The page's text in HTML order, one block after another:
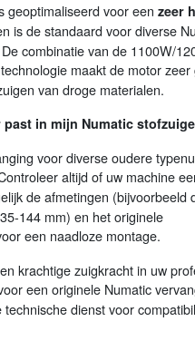
geoptimaliseerd voor een zeer
is de standaard voor diverse
combinatie van de 1100W/
maakt de motor zeer
van droge materialen.
past in mijn Numatic
voor diverse oudere
altijd of uw machine
de afmetingen (bijvoorbeeld
144 mm) en het originele
een naadloze montage.
krachtige zuigkracht in uw
een originele Numatic
dienst voor